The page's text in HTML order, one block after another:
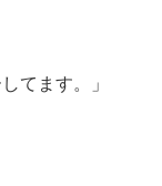
てます。」